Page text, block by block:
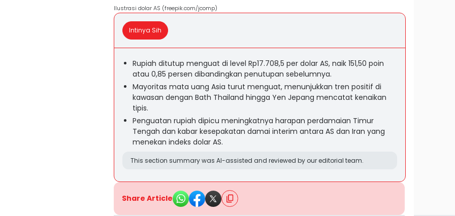
Ilustrasi dolar AS (freepik.com/jcomp)
Intinya Sih
Rupiah ditutup menguat di level Rp17.708,5 per dolar AS, naik 151,50 poin
atau 0,85 persen dibandingkan penutupan sebelumnya.
Mayoritas mata uang Asia turut menguat, menunjukkan tren positif di
kawasan dengan Bath Thailand hingga Yen Jepang mencatat kenaikan
tipis.
Penguatan rupiah dipicu meningkatnya harapan perdamaian Timur
Tengah dan kabar kesepakatan damai interim antara AS dan Iran yang
menekan indeks dolar AS.
This section summary was AI-assisted and reviewed by our editorial team.
Share Article